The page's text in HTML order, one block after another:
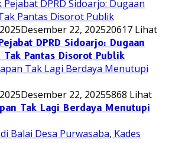
Desember 22, 202520617 Lihat
DPRD Sidoarjo: Dugaan
Tak Pantas Disorot Publik
Desember 22, 20255868 Lihat
Tak Lagi Berdaya Menutupi